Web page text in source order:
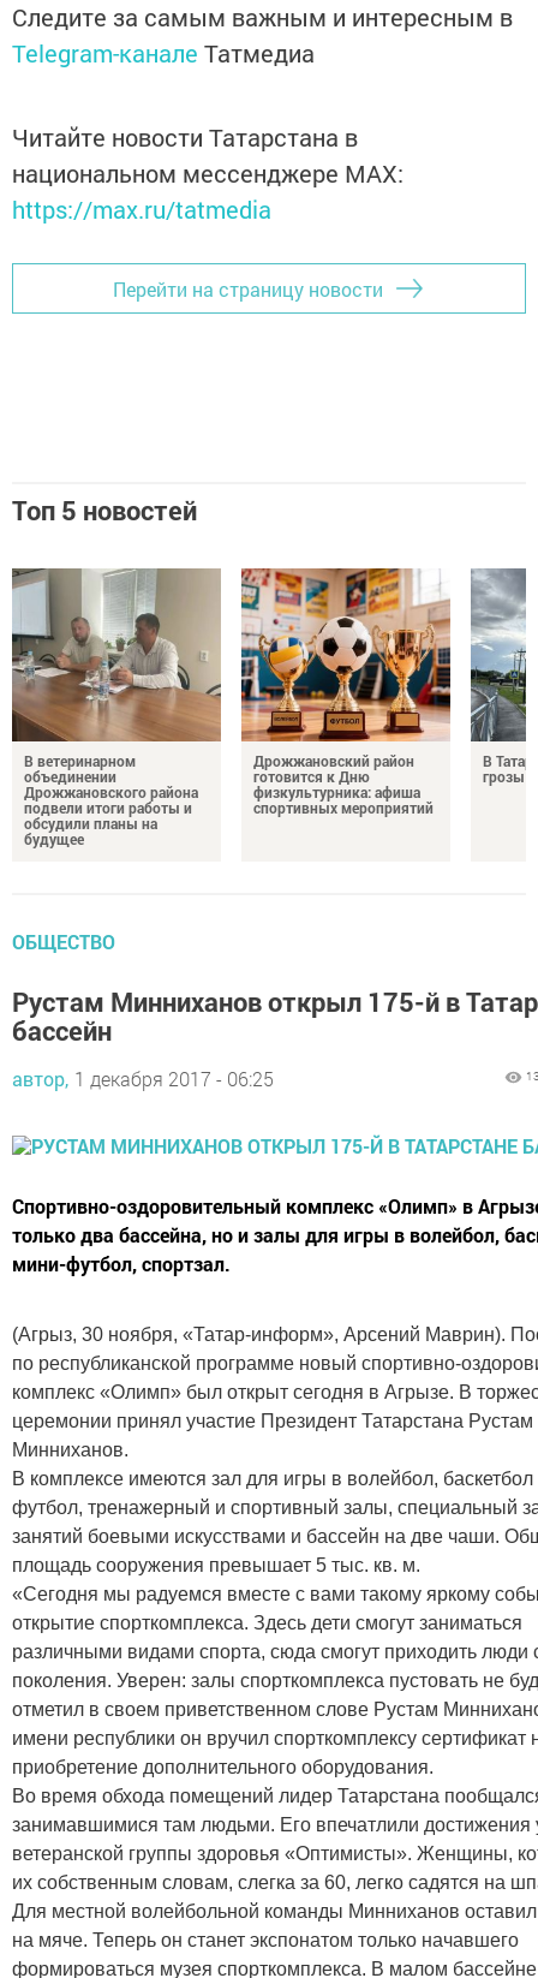
Следите за самым важным и интересным в
Telegram-канале Татмедиа
Читайте новости Татарстана в
национальном мессенджере MАХ:
https://max.ru/tatmedia
Перейти на страницу новости
Топ 5 новостей
В ветеринарном
объединении
Дрожжановского района
подвели итоги работы и
обсудили планы на
будущее
Дрожжановский район
готовится к Дню
физкультурника: афиша
спортивных мероприятий
В
грозы
ОБЩЕСТВО
Рустам Минниханов открыл 175-й в
бассейн
автор, 1 декабря 2017 - 06:25
Спортивно-оздоровительный комплекс «Олимп» в
только два бассейна, но и залы для игры в волейбол,
мини-футбол, спортзал.
(Агрыз, 30 ноября, «Татар-информ», Арсений Маврин).
по республиканской программе новый спортивно-
комплекс «Олимп» был открыт сегодня в Агрызе. В
церемонии принял участие Президент Татарстана Рустам
Минниханов.
В комплексе имеются зал для игры в волейбол,
футбол, тренажерный и спортивный залы, специальный
занятий боевыми искусствами и бассейн на две чаши.
площадь сооружения превышает 5 тыс. кв. м.
«Сегодня мы радуемся вместе с вами такому яркому
открытие спорткомплекса. Здесь дети смогут заниматься
различными видами спорта, сюда смогут приходить люди
поколения. Уверен: залы спорткомплекса пустовать не
отметил в своем приветственном слове Рустам
имени республики он вручил спорткомплексу сертификат
приобретение дополнительного оборудования.
Во время обхода помещений лидер Татарстана
занимавшимися там людьми. Его впечатлили достижения
ветеранской группы здоровья «Оптимисты». Женщины,
их собственным словам, слегка за 60, легко садятся на
Для местной волейбольной команды Минниханов
на мяче. Теперь он станет экспонатом только начавшего
формироваться музея спорткомплекса. В малом бассейне